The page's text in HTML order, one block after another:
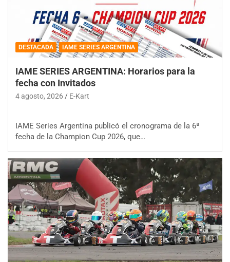
DESTACADA IAME SERIES ARGENTINA
IAME SERIES ARGENTINA: Horarios para la
fecha con Invitados
4 agosto, 2026 E-Kart
IAME Series Argentina publicó el cronograma de la 6ª
fecha de la Champion Cup 2026, que…